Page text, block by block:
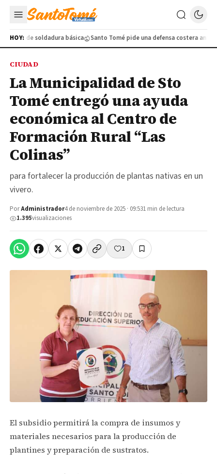
HOY:de soldadura básica Santo Tomé pide una defensa costera ante la
CIUDAD
La Municipalidad de Sto
Tomé entregó una ayuda
económica al Centro de
Formación Rural “Las
Colinas”
para fortalecer la producción de plantas nativas en un
vivero.
PorAdministrador4 de noviembre de 2025 · 09:531 min de lectura
1.395visualizaciones
1
El subsidio permitirá la compra de insumos y
materiales necesarios para la producción de
plantines y preparación de sustratos.